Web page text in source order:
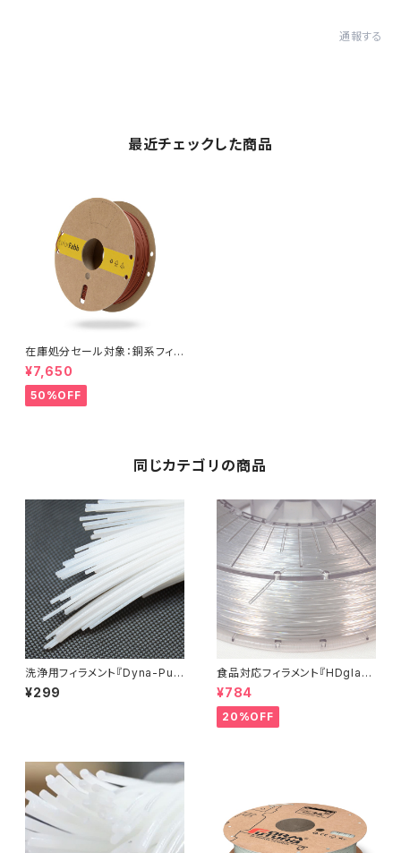
通報する
最近チェックした商品
在庫処分セール対象：銅系フィラ
メント『CopperFill』
¥7,650
50%OFF
同じカテゴリの商品
洗浄用フィラメント『Dyna-Pur
ge 3D Clean』お試しサンプル
¥299
食品対応フィラメント『HDglas
s』：お試しサンプル 10M
¥784
20%OFF